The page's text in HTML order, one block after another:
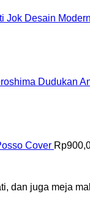
Jok Desain Modern
Dudukan
Cover Rp
dan juga meja